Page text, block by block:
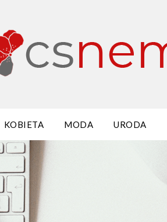
KOBIETA MODA URODA